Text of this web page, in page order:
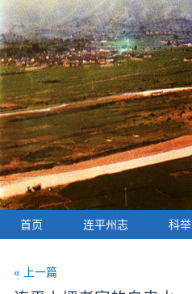
首页 连平州志 科举
« 上一篇